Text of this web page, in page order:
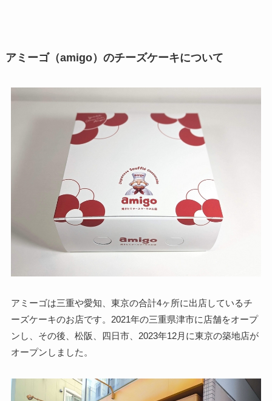
アミーゴ（amigo）のチーズケーキについて
アミーゴは三重や愛知、東京の合計4ヶ所に出店しているチ
ーズケーキのお店です。2021年の三重県津市に店舗をオープ
ンし、その後、松阪、四日市、2023年12月に東京の築地店が
オープンしました。